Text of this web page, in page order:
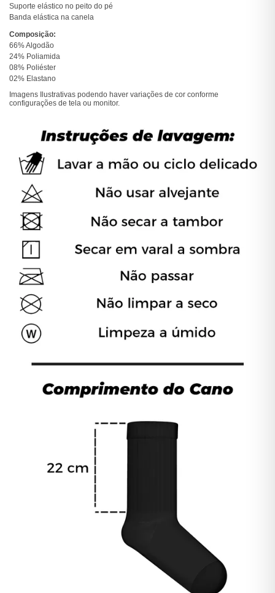
Suporte elástico no peito do pé
Banda elástica na canela
Composição:
66% Algodão
24% Poliamida
08% Poliéster
02% Elastano
Imagens Ilustrativas podendo haver variações de cor conforme
configurações de tela ou monitor.